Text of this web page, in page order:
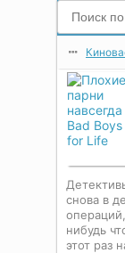
снова в
нибудь
этот раз